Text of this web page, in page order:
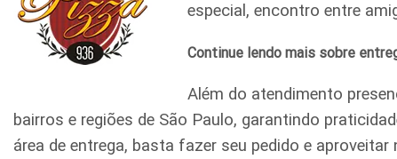
especial, encontro entre
Continue lendo mais sobre
Além do atendimento
bairros e regiões de São Paulo, garantindo
área de entrega, basta fazer seu pedido e